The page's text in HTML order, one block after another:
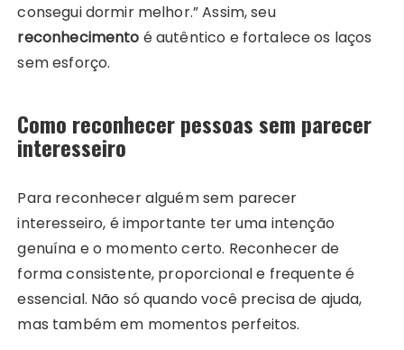
consegui dormir melhor.” Assim, seu
reconhecimento é autêntico e fortalece os laços
sem esforço.
Como reconhecer pessoas sem parecer
interesseiro
Para reconhecer alguém sem parecer
interesseiro, é importante ter uma intenção
genuína e o momento certo. Reconhecer de
forma consistente, proporcional e frequente é
essencial. Não só quando você precisa de ajuda,
mas também em momentos perfeitos.